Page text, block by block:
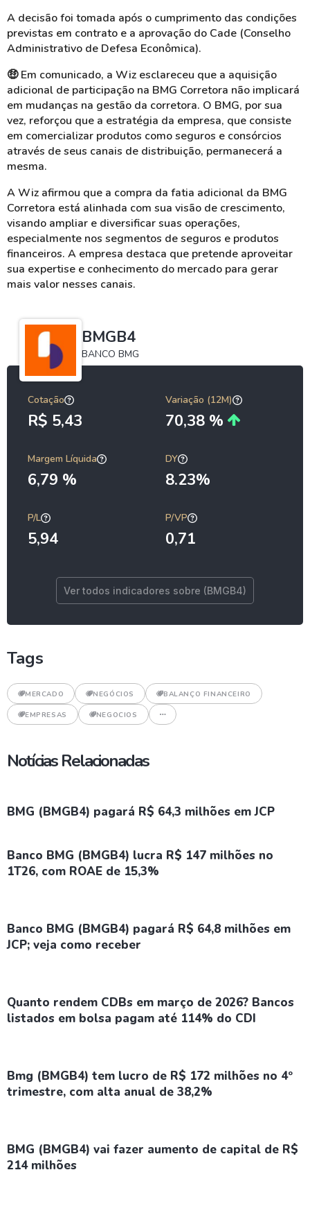
A decisão foi tomada após o cumprimento das condições
previstas em contrato e a aprovação do Cade (Conselho
Administrativo de Defesa Econômica).
🤑 Em comunicado, a Wiz esclareceu que a aquisição
adicional de participação na BMG Corretora não implicará
em mudanças na gestão da corretora. O BMG, por sua
vez, reforçou que a estratégia da empresa, que consiste
em comercializar produtos como seguros e consórcios
através de seus canais de distribuição, permanecerá a
mesma.
A Wiz afirmou que a compra da fatia adicional da BMG
Corretora está alinhada com sua visão de crescimento,
visando ampliar e diversificar suas operações,
especialmente nos segmentos de seguros e produtos
financeiros. A empresa destaca que pretende aproveitar
sua expertise e conhecimento do mercado para gerar
mais valor nesses canais.
BMGB4
BANCO BMG
Cotação
R$ 5,43
Variação (12M)
70,38 %
Margem Líquida
6,79 %
DY
8.23%
P/L
5,94
P/VP
0,71
Ver todos indicadores sobre (BMGB4)
Tags
MERCADO NEGÓCIOS BALANÇO FINANCEIRO
EMPRESAS NEGOCIOS
Notícias Relacionadas
BMG (BMGB4) pagará R$ 64,3 milhões em JCP
Banco BMG (BMGB4) lucra R$ 147 milhões no
1T26, com ROAE de 15,3%
Banco BMG (BMGB4) pagará R$ 64,8 milhões em
JCP; veja como receber
Quanto rendem CDBs em março de 2026? Bancos
listados em bolsa pagam até 114% do CDI
Bmg (BMGB4) tem lucro de R$ 172 milhões no 4º
trimestre, com alta anual de 38,2%
BMG (BMGB4) vai fazer aumento de capital de R$
214 milhões